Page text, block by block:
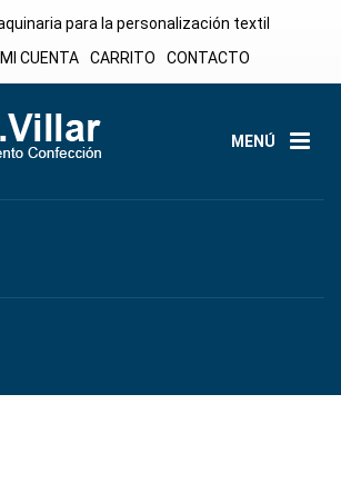
para la personalización textil
MI CUENTA CARRITO CONTACTO
MENÚ